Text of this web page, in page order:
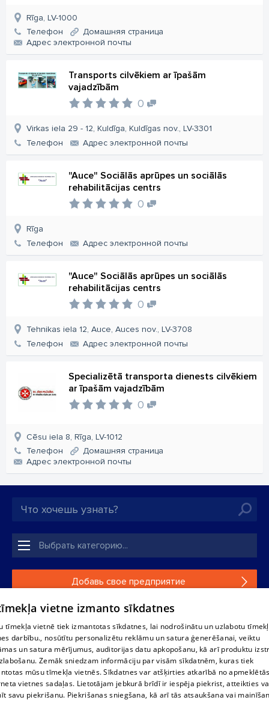
Rīga, LV-1000
Телефон
Домашняя страница
Aдрес электронной почты
Transports cilvēkiem ar īpašām
vajadzībām
0
Virkas iela 29 - 12, Kuldīga, Kuldīgas nov., LV-3301
Телефон
Aдрес электронной почты
"Auce" Sociālās aprūpes un sociālās
rehabilitācijas centrs
0
Rīga
Телефон
Aдрес электронной почты
"Auce" Sociālās aprūpes un sociālās
rehabilitācijas centrs
0
Tehnikas iela 12, Auce, Auces nov., LV-3708
Телефон
Aдрес электронной почты
Specializētā transporta dienests cilvēkiem
ar īpašām vajadzībām
0
Cēsu iela 8, Rīga, LV-1012
Телефон
Домашняя страница
Aдрес электронной почты
Добавь свое предприятие
Если твоего предприятия нет в нашей базе данных,
Полное или частичное распространение или копирование
информации из баз данных 1188 в любой форме строго
запрещено. Также запрещается автоматическое
скачивание информации. Перепубликация любого
vietne izmanto sīkdatnes
tīmekļa vietnē tiek izmantotas sīkdatnes, lai nodrošinātu un uzlabotu
darbību., nosūtītu personalizētu reklāmu un satura ģenerēšanai, veiktu
un satura mērījumus, auditorijas datu apkopošanu, kā arī produktu
Zemāk sniedzam informāciju par visām sīkdatnēm, kuras tiek
mūsu tīmekļa vietnēs. Sīkdatnes var atšķirties atkarībā no
vietnes sadaļas. Lietotājam jebkurā brīdī ir iespēja piekrist, atteikties
savu piekrišanu. Piekrišanas sniegšana, kā arī tās atsaukšana vai